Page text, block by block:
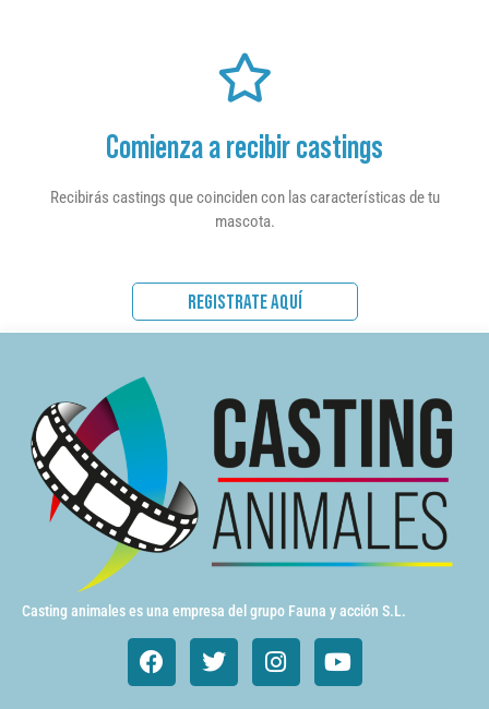
Comienza a recibir castings
Recibirás castings que coinciden con las características de tu
mascota.
REGISTRATE AQUÍ
Casting animales es una empresa del grupo Fauna y acción S.L.